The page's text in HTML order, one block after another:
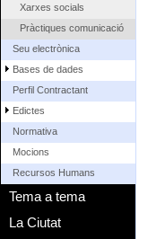
Xarxes socials
Pràctiques comunicació
Seu electrònica
Bases de dades
Perfil Contractant
Edictes
Normativa
Mocions
Recursos Humans
Tema a tema
La Ciutat